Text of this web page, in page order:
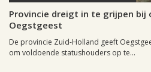
Provincie dreigt in te grijpen bij
Oegstgeest
De provincie Zuid-Holland geeft
om voldoende statushouders op te...